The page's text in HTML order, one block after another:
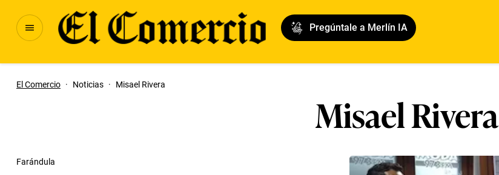
Pregúntale a Merlín IA
El Comercio · Noticias · Misael Rivera
Misael Rivera
Farándula